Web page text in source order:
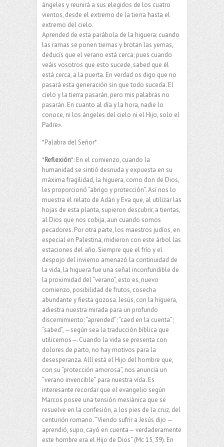
ángeles y reunirá a sus elegidos de los cuatro
vientos, desde el extremo de la tierra hasta el
extremo del cielo.
Aprended de esta parábola de la higuera: cuando
las ramas se ponen tiernas y brotan las yemas,
deducís que el verano está cerca; pues cuando
veáis vosotros que esto sucede, sabed que él
está cerca, a la puerta. En verdad os digo que no
pasará esta generación sin que todo suceda. El
cielo y la tierra pasarán, pero mis palabras no
pasarán. En cuanto al día y la hora, nadie lo
conoce, ni los ángeles del cielo ni el Hijo, solo el
Padre».
*Palabra del Señor*
*Reflexión*: ​En el comienzo, cuando la
humanidad se sintió desnuda y expuesta en su
máxima fragilidad, la higuera, como don de Dios,
les proporcionó “abrigo y protección”. Así nos lo
muestra el relato de Adán y Eva que, al utilizar las
hojas de esta planta, supieron descubrir, a tientas,
al Dios que nos cobija, aun cuando somos
pecadores. Por otra parte, los maestros judíos, en
especial en Palestina, midieron con este árbol las
estaciones del año. Siempre que el frío y el
despojo del invierno amenazó la continuidad de
la vida, la higuera fue una señal inconfundible de
la proximidad del “verano”, esto es, nuevo
comienzo, posibilidad de frutos, cosecha
abundante y fiesta gozosa. Jesús, con la higuera,
adiestra nuestra mirada para un profundo
discernimiento: “aprended”; “caed en la cuenta”;
“sabed”, —según sea la traducción bíblica que
utilicemos—. Cuando la vida se presenta con
dolores de parto, no hay motivos para la
desesperanza. Allí está el Hijo del hombre que,
con su “protección amorosa”, nos anuncia un
“verano invencible” para nuestra vida. Es
interesante recordar que el evangelio según
Marcos posee una tensión mesiánica que se
resuelve en la confesión, a los pies de la cruz, del
centurión romano. “Viendo sufrir a Jesús dijo —
aprendió, supo, cayó en cuenta— verdaderamente
este hombre era el Hijo de Dios” (Mc 15, 39). En